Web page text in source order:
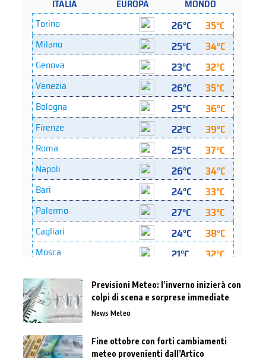
Previsioni Meteo: l’inverno inizierà con
colpi di scena e sorprese immediate
News Meteo
Fine ottobre con forti cambiamenti
meteo provenienti dall’Artico